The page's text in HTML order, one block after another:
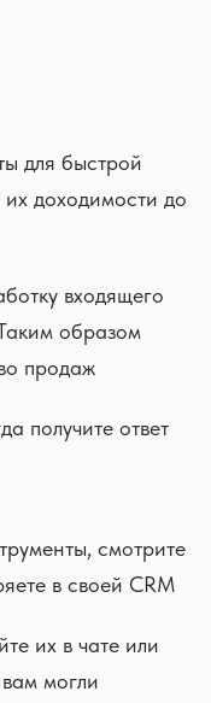
для быстрой
доходимости до
входящего
образом
продаж
получите ответ
смотрите
в своей CRM
их в чате или
могли